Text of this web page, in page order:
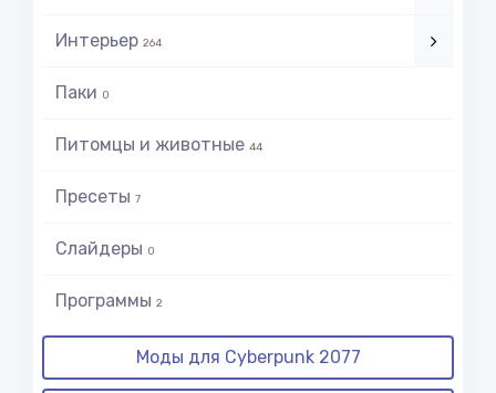
Интерьер 264
Паки 0
Питомцы и животные 44
Пресеты 7
Слайдеры 0
Программы 2
Моды для Cyberpunk 2077